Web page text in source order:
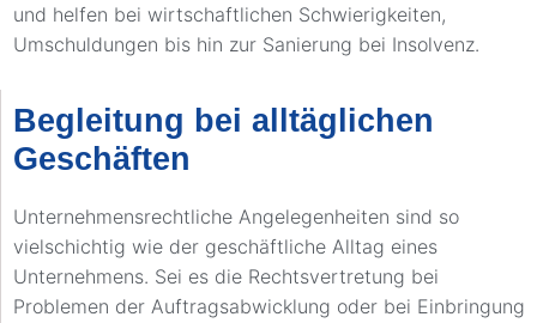
und helfen bei wirtschaftlichen Schwierigkeiten,
Umschuldungen bis hin zur Sanierung bei Insolvenz.
Begleitung bei alltäglichen
Geschäften
Unternehmensrechtliche Angelegenheiten sind so
vielschichtig wie der geschäftliche Alltag eines
Unternehmens. Sei es die Rechtsvertretung bei
Problemen der Auftragsabwicklung oder bei Einbringung